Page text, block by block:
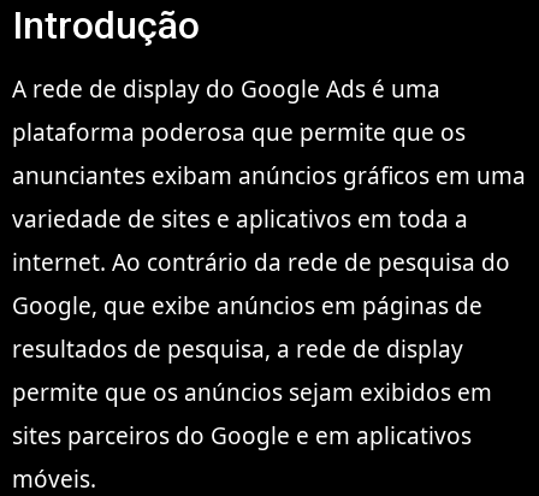
Introdução
A rede de display do Google Ads é uma
plataforma poderosa que permite que os
anunciantes exibam anúncios gráficos em uma
variedade de sites e aplicativos em toda a
internet. Ao contrário da rede de pesquisa do
Google, que exibe anúncios em páginas de
resultados de pesquisa, a rede de display
permite que os anúncios sejam exibidos em
sites parceiros do Google e em aplicativos
móveis.